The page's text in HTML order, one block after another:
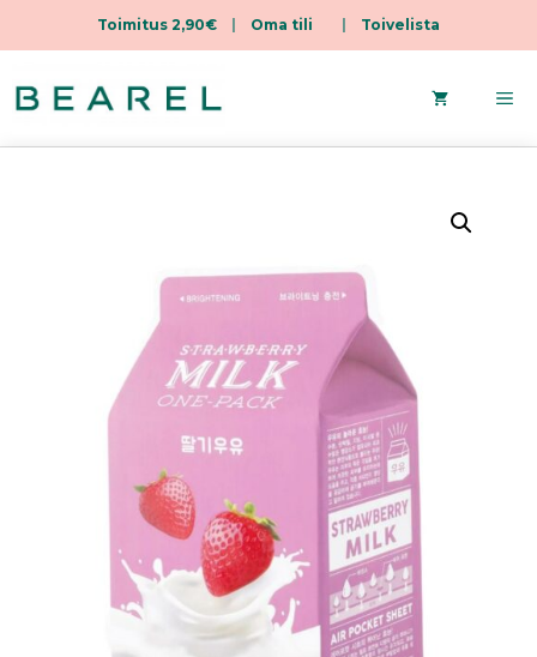
Toimitus 2,90€ Oma tili Toivelista
to
content